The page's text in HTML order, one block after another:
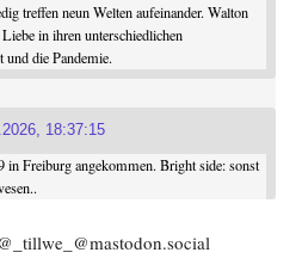
treffen neun Welten aufeinander. Walton
in ihren unterschiedlichen
und die Pandemie.
18:37:15
Freiburg angekommen. Bright side: sonst